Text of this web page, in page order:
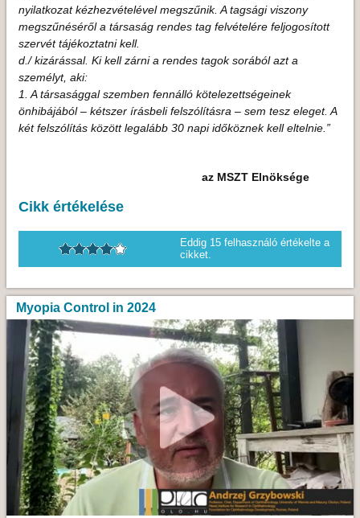
nyilatkozat kézhezvételével megszűnik. A tagsági viszony
megszűnéséről a társaság rendes tag felvételére feljogosított
szervét tájékoztatni kell.
d./ kizárással. Ki kell zárni a rendes tagok sorából azt a
személyt, aki:
1. A társasággal szemben fennálló kötelezettségeinek
önhibájából – kétszer írásbeli felszólításra – sem tesz eleget. A
két felszólítás között legalább 30 napi időköznek kell eltelnie.”
az MSZT Elnöksége
Cikk értékelése
Eddig 15 felhasználó értékelte a
cikket.
Myopia Control in 2024